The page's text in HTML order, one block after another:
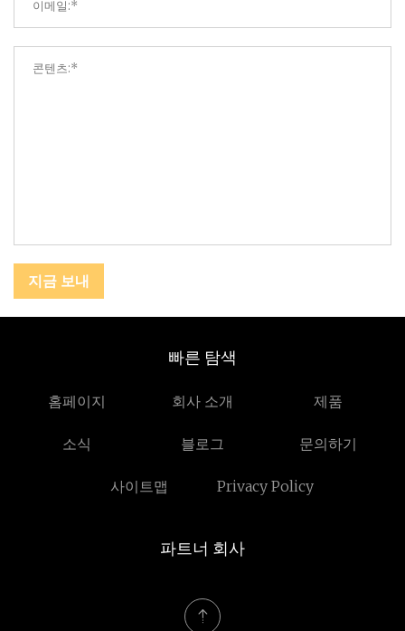
지금 보내
빠른 탐색
홈페이지 회사 소개 제품
소식 블로그 문의하기
사이트맵 Privacy Policy
파트너 회사